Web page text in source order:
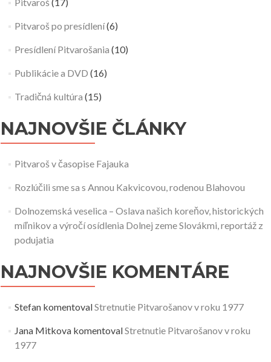
Pitvaroš po presídlení(6)
Presídlení Pitvarošania (10)
Publikácie a DVD (16)
Tradičná kultúra (15)
NAJNOVŠIE ČLÁNKY
Pitvaroš v časopise Fajauka
Rozlúčili sme sa s Annou Kakvicovou, rodenou Blahovou
Dolnozemská veselica – Oslava našich koreňov, historických
míľnikov a výročí osídlenia Dolnej zeme Slovákmi, reportáž z
podujatia
NAJNOVŠIE KOMENTÁRE
Stefan komentovalStretnutie Pitvarošanov v roku 1977
Jana Mitkova komentovalStretnutie Pitvarošanov v roku
1977